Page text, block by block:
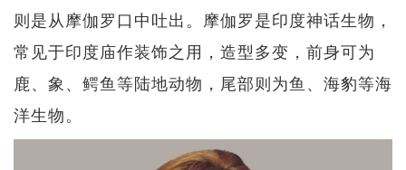
则是从摩伽罗口中吐出。摩伽罗是印度神话生物，
常见于印度庙作装饰之用，造型多变，前身可为
鹿、象、鳄鱼等陆地动物，尾部则为鱼、海豹等海
洋生物。